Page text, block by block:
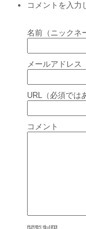
コメントを入力
名前（ニックネ
メールアドレス
URL（必須では
コメント